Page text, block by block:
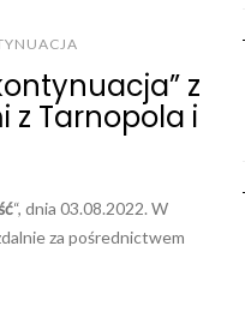
z
z Tarnopola i
“, dnia 03.08.2022. W
za pośrednictwem